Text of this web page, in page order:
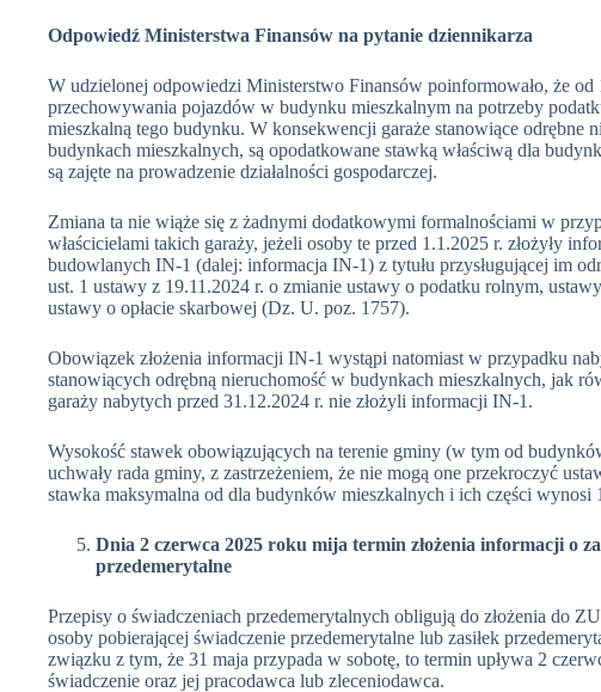
Odpowiedź Ministerstwa Finansów na pytanie dziennikarza
W udzielonej odpowiedzi Ministerstwo Finansów poinformowało, że od
przechowywania pojazdów w budynku mieszkalnym na potrzeby
mieszkalną tego budynku. W konsekwencji garaże stanowiące odrębne
budynkach mieszkalnych, są opodatkowane stawką właściwą dla
są zajęte na prowadzenie działalności gospodarczej.
Zmiana ta nie wiąże się z żadnymi dodatkowymi formalnościami w
właścicielami takich garaży, jeżeli osoby te przed 1.1.2025 r. złożyły
budowlanych IN-1 (dalej: informacja IN-1) z tytułu przysługującej im
ust. 1 ustawy z 19.11.2024 r. o zmianie ustawy o podatku rolnym,
ustawy o opłacie skarbowej (Dz. U. poz. 1757).
Obowiązek złożenia informacji IN-1 wystąpi natomiast w przypadku
stanowiących odrębną nieruchomość w budynkach mieszkalnych, jak
garaży nabytych przed 31.12.2024 r. nie złożyli informacji IN-1.
Wysokość stawek obowiązujących na terenie gminy (w tym od
uchwały rada gminy, z zastrzeżeniem, że nie mogą one przekroczyć
stawka maksymalna od dla budynków mieszkalnych i ich części wynosi
Dnia 2 czerwca 2025 roku mija termin złożenia informacji o
przedemerytalne
Przepisy o świadczeniach przedemerytalnych obligują do złożenia do
osoby pobierającej świadczenie przedemerytalne lub zasiłek
związku z tym, że 31 maja przypada w sobotę, to termin upływa 2
świadczenie oraz jej pracodawca lub zleceniodawca.